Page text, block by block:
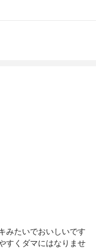
みたいでおいしいです
すくダマにはなりませ